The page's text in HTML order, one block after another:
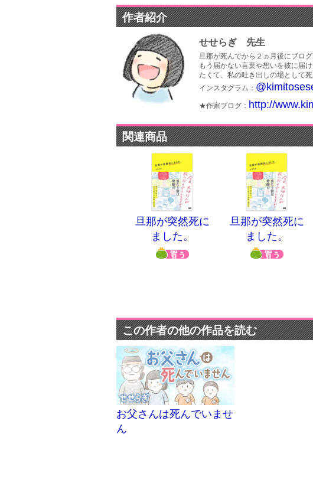
作者紹介
せせらぎ 先生
旦那が死んでから２ヵ月後にブログ
もう届かない言葉や想いを彼に届
たくて、私の吐き出しの場として
インスタグラム：
★作家ブログ： http://
関連商品
旦那が突然死に
ました。
旦那が突然死に
ました。
この作者の他の作品を読む
お父さんは死んでいませ
ん